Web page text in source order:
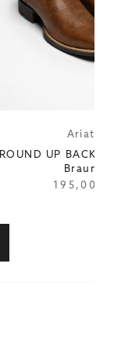
Ariat
ROUND UP BACK
Braun
195,00 €